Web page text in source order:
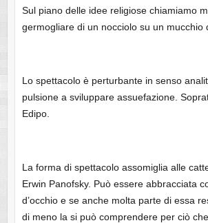
Sul piano delle idee religiose chiamiamo
germogliare di un nocciolo su un mucchio
Lo spettacolo è perturbante in senso
pulsione a sviluppare assuefazione.
Edipo.
La forma di spettacolo assomiglia alle
Erwin Panofsky. Può essere abbracciata
d’occhio e se anche molta parte di essa
di meno la si può comprendere per ciò